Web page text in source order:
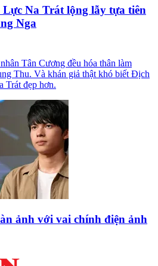
Na Trát lộng lẫy tựa tiên
Nga
Tân Cương đều hóa thân làm
Thu. Và khán giả thật khó biết Địch
Trát đẹp hơn.
ảnh với vai chính điện ảnh